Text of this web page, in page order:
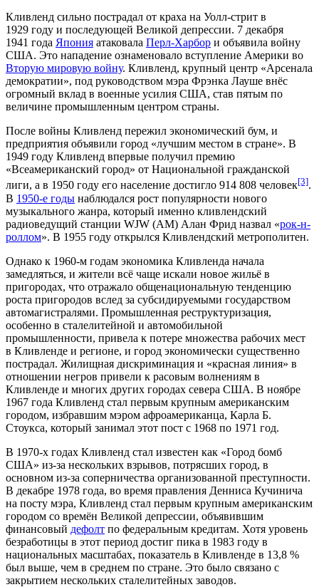
Кливленд сильно пострадал от краха на Уолл-стрит в
1929 году и последующей Великой депрессии. 7 декабря
1941 года Япония атаковала Перл-Харбор и объявила войну
США. Это нападение ознаменовало вступление Америки во
Вторую мировую войну. Кливленд, крупный центр «Арсенала
демократии», под руководством мэра Фрэнка Лауше внёс
огромный вклад в военные усилия США, став пятым по
величине промышленным центром страны.
После войны Кливленд пережил экономический бум, и
предприятия объявили город «лучшим местом в стране». В
1949 году Кливленд впервые получил премию
«Всеамериканский город» от Национальной гражданской
лиги, а в 1950 году его население достигло 914 808 человек[3].
В 1950-е годы наблюдался рост популярности нового
музыкального жанра, который именно кливлендский
радиоведущий станции WJW (AM) Алан Фрид назвал «рок-н-
роллом». В 1955 году открылся Кливлендский метрополитен.
Однако к 1960-м годам экономика Кливленда начала
замедляться, и жители всё чаще искали новое жильё в
пригородах, что отражало общенациональную тенденцию
роста пригородов вслед за субсидируемыми государством
автомагистралями. Промышленная реструктуризация,
особенно в сталелитейной и автомобильной
промышленности, привела к потере множества рабочих мест
в Кливленде и регионе, и город экономически существенно
пострадал. Жилищная дискриминация и «красная линия» в
отношении негров привели к расовым волнениям в
Кливленде и многих других городах севера США. В ноябре
1967 года Кливленд стал первым крупным американским
городом, избравшим мэром афроамериканца, Карла Б.
Стоукса, который занимал этот пост с 1968 по 1971 год.
В 1970-х годах Кливленд стал известен как «Город бомб
США» из-за нескольких взрывов, потрясших город, в
основном из-за соперничества организованной преступности.
В декабре 1978 года, во время правления Денниса Кучинича
на посту мэра, Кливленд стал первым крупным американским
городом со времён Великой депрессии, объявившим
финансовый дефолт по федеральным кредитам. Хотя уровень
безработицы в этот период достиг пика в 1983 году в
национальных масштабах, показатель в Кливленде в 13,8 %
был выше, чем в среднем по стране. Это было связано с
закрытием нескольких сталелитейных заводов.